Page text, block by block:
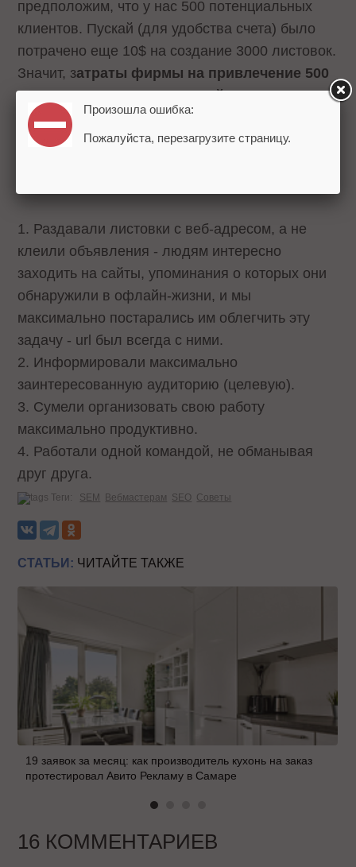
предположим, что у нас 500 потенциальных
клиентов. Пускай (для удобства счета) было
потрачено еще 10$ на создание 3000 листовок.
Значит, затраты фирмы на привлечение 500
потенциальных покупателей составили 10
центов за человека!Я думаю, это очень
хороший результат.
1. Раздавали листовки с веб-адресом, а не
клеили объявления - людям интересно
заходить на сайты, упоминания о которых они
обнаружили в офлайн-жизни, и мы
максимально постарались им облегчить эту
задачу - url был всегда с ними.
2. Информировали максимально
заинтересованную аудиторию (целевую).
3. Сумели организовать свою работу
максимально продуктивно.
4. Работали одной командой, не обманывая
друг друга.
Теги: SEM Вебмастерам SEO Советы
СТАТЬИ: ЧИТАЙТЕ ТАКЖЕ
19 заявок за месяц: как производитель кухонь на заказ
протестировал Авито Рекламу в Самаре
16 КОММЕНТАРИЕВ
Произошла ошибка:
Пожалуйста, перезагрузите страницу.